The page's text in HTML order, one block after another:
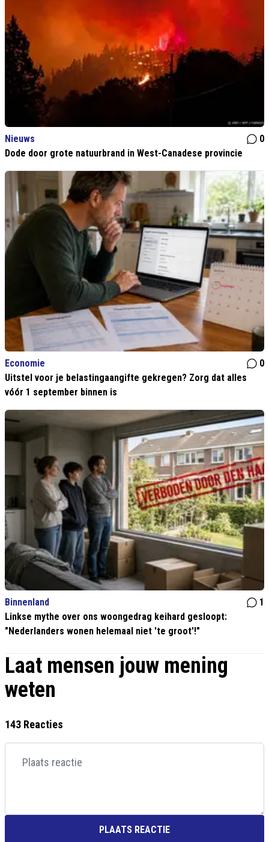
Nieuws
0
Dode door grote natuurbrand in West-Canadese provincie
Economie
0
Uitstel voor je belastingaangifte gekregen? Zorg dat alles
vóór 1 september binnen is
Binnenland
1
Linkse mythe over ons woongedrag keihard gesloopt:
"Nederlanders wonen helemaal niet 'te groot'!"
Laat mensen jouw mening
weten
143 Reacties
PLAATS REACTIE